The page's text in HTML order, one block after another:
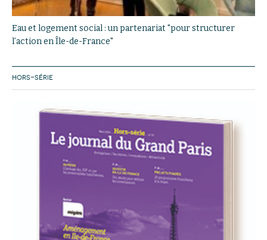
Eau et logement social : un partenariat "pour structurer
l’action en Île-de-France"
HORS-SÉRIE